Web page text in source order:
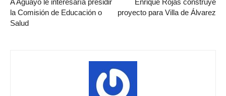
A Aguayo le interesaría presidir
la Comisión de Educación o
Salud
Enrique Rojas construye
proyecto para Villa de Álvarez